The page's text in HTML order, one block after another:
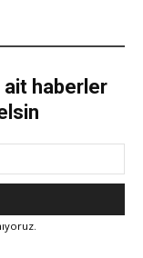
haberler